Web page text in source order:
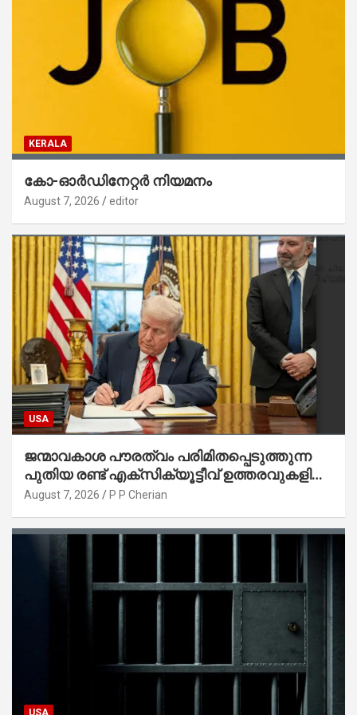
KERALA
കോ-ഓർഡിനേറ്റർ നിയമനം
August 7, 2026 editor
USA
ജന്മാവകാശ പൗരത്വം പരിമിതപ്പെടുത്തുന്ന
പുതിയ രണ്ട് എക്സിക്യൂട്ടീവ് ഉത്തരവുകളിൽ
ട്രംപ് ഒപ്പുവെച്ചു
August 7, 2026 P P Cherian
USA